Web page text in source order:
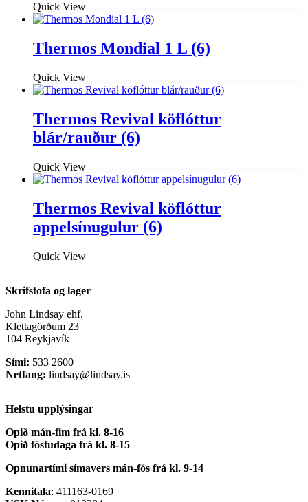
Quick View
Thermos Mondial 1 L (6)
Quick View
Thermos Revival köflóttur
blár/rauður (6)
Quick View
Thermos Revival köflóttur
appelsínugulur (6)
Quick View
Skrifstofa og lager
John Lindsay ehf.
Klettagörðum 23
104 Reykjavík
Sími: 533 2600
Netfang: lindsay@lindsay.is
Helstu upplýsingar
Opið mán-fim frá kl. 8-16
Opið föstudaga frá kl. 8-15
Opnunartími símavers mán-fös frá kl. 9-14
Kennitala: 411163-0169